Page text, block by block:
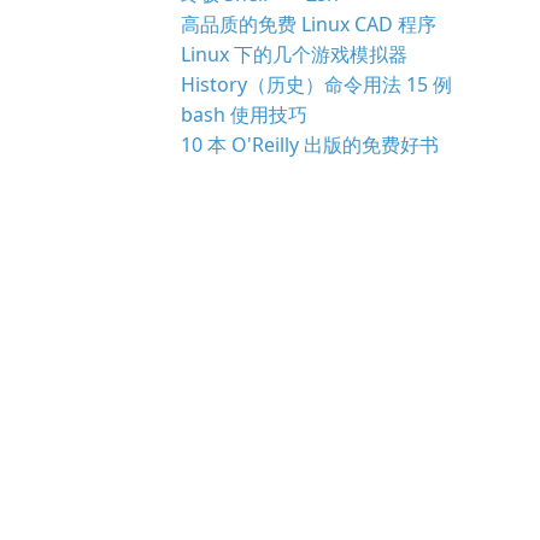
高品质的免费 Linux CAD 程序
Linux 下的几个游戏模拟器
History（历史）命令用法 15 例
bash 使用技巧
10 本 O'Reilly 出版的免费好书